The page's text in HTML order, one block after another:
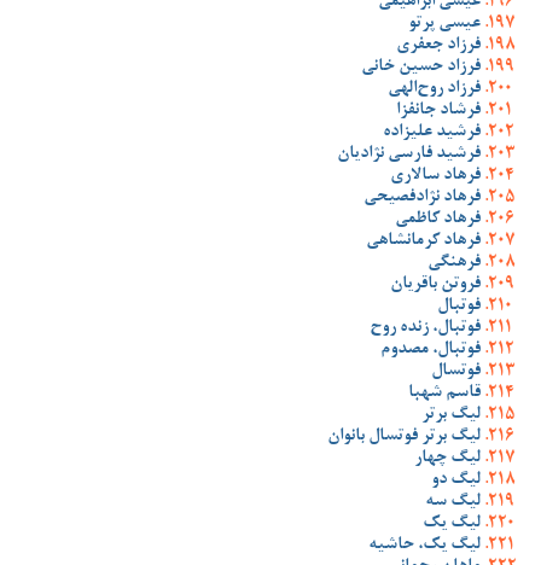
عیسی پرتو
فرزاد جعفری
فرزاد حسین خانی
فرزاد روح‌الهی
فرشاد جانفزا
فرشید علیزاده
فرشید فارسی نژادیان
فرهاد سالاری
فرهاد نژادفصیحی
فرهاد کاظمی
فرهاد کرمانشاهی
فرهنگی
فروتن باقریان
فوتبال
فوتبال، زنده روح
فوتبال، مصدوم
فوتسال
قاسم شهبا
لیگ برتر
لیگ برتر فوتسال بانوان
لیگ چهار
لیگ دو
لیگ سه
لیگ یک
لیگ یک، حاشیه